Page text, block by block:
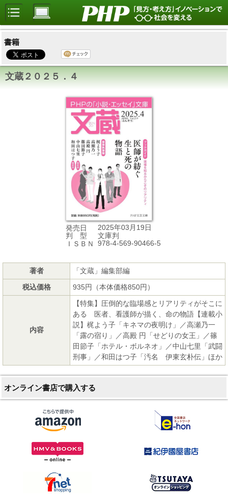
書籍
文蔵２０２５．４
発売日
2025年03月19日
判 型
文庫判
ＩＳＢＮ
978-4-569-90466-5
著者
「文蔵」編集部編
税込価格
935円（本体価格850円）
内容
【特集】圧倒的な臨場感とリアリティがそこに
ある 医者、看護師が描く、命の物語【連載小
説】梶よう子「キネマの夜明け」／高瀬乃一
「露の宿り」／高殿 円「せどりの女王」／篠
田節子「ホテル・ボルネオ」／中山七里「武闘
刑事」／和田はつ子「汚名 伊東玄朴伝」ほか
オンライン書店で購入する